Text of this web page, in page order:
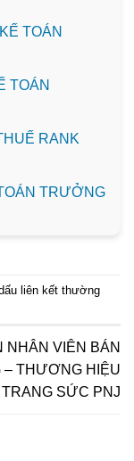
TOÁN
TOÁN
RANK
TRƯỞNG
liên kết thường
NHÂN VIÊN BÁN
– THƯƠNG HIỆU
TRANG SỨC PNJ